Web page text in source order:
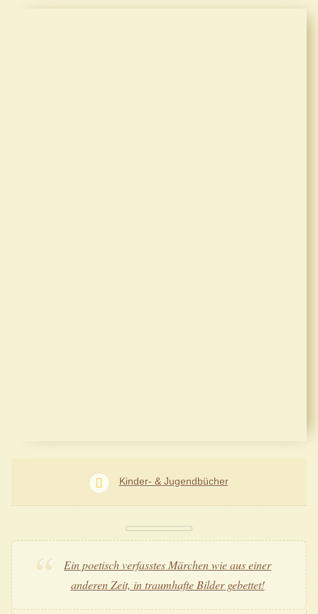
Kinder- & Jugendbücher
Ein poetisch verfasstes Märchen wie aus einer
anderen Zeit, in traumhafte Bilder gebettet!